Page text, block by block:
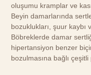
oluşumu kramplar ve
Beyin damarlarında
bozuklukları, şuur kaybı
Böbreklerde damar
hipertansiyon benzer
bozulmasına bağlı